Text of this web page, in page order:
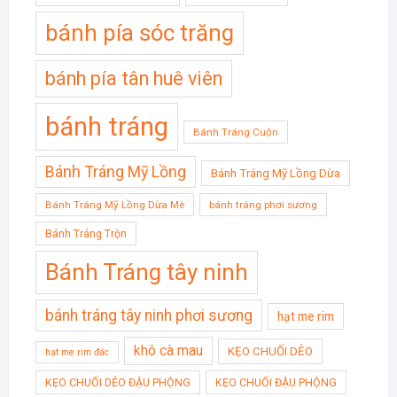
bánh pía sóc trăng
bánh pía tân huê viên
bánh tráng Bánh Tráng Cuộn
Bánh Tráng Mỹ Lồng Bánh Tráng Mỹ Lồng Dừa
Bánh Tráng Mỹ Lồng Dừa Mè bánh tráng phơi sương
Bánh Tráng Trộn
Bánh Tráng tây ninh
bánh tráng tây ninh phơi sương hạt me rim
hạt me rim đác khô cà mau KẸO CHUỐI DẺO
KẸO CHUỐI DẺO ĐẬU PHỘNG KẸO CHUỐI ĐẬU PHỘNG